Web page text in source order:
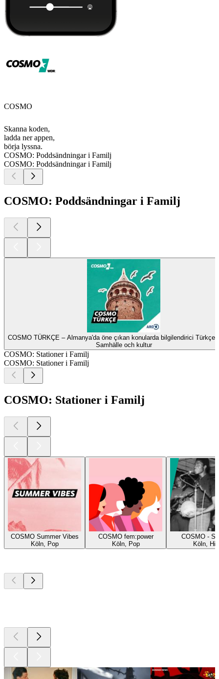
COSMO
Skanna koden,
ladda ner appen,
börja lyssna.
COSMO: Poddsändningar i Familj
COSMO: Poddsändningar i Familj
COSMO: Poddsändningar i Familj
COSMO TÜRKÇE – Almanya'da öne çıkan konularda bilgilendirici Türkçe
Samhälle och kultur
COSMO: Stationer i Familj
COSMO: Stationer i Familj
COSMO: Stationer i Familj
COSMO Summer Vibes
Köln, Pop
COSMO fem:power
Köln, Pop
COSMO -
Köln,